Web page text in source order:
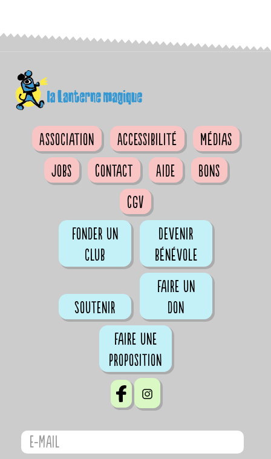
Association Accessibilité
Médias
Jobs
Contact Aide
Bons
CGV
Fonder un
club
Devenir
bénévole
Soutenir
Faire un
don
Faire une
proposition